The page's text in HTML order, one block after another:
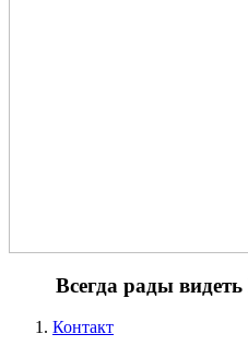
Всегда рады
Контакт